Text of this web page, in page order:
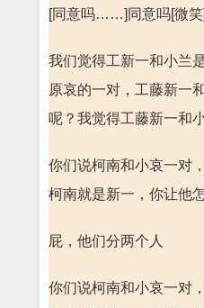
[同意吗……]同意吗[微笑
我们觉得工新一和小兰
原哀的一对，工藤新一
呢？我觉得工藤新一和
你们说柯南和小哀一对
柯南就是新一，你让他
屁，他们分两个人
你们说柯南和小哀一对